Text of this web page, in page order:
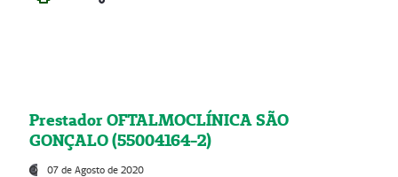
Prestador OFTALMOCLÍNICA SÃO
GONÇALO (55004164-2)
07 de Agosto de 2020